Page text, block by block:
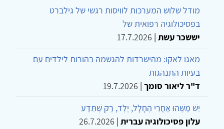
מודל שלוש המערכות לוויסות רגשי של גילברט
בפסיכולוגיה רפואית של
יששכר עשת |
17.7.2026
מאגו לאקו: מהישרדות להגשמה בהורות לילדים עם
בעיות התנהגות
ד"ר ליאור סומך |
19.7.2026
יֵשׁ מַשֶּׁהוּ אַחֲרֵי הֶחָלָל, יֶלֶד, רַק שֶׁתֵּדַע
עלון פסיכולוגיה עברית |
26.7.2026